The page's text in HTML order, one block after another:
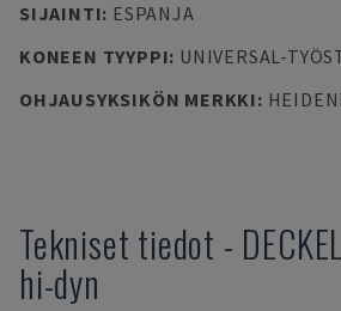
SIJAINTI: ESPANJA
KONEEN TYYPPI: UNIVERSAL-
OHJAUSYKSIKÖN MERKKI:
Tekniset tiedot - DECKEL
hi-dyn